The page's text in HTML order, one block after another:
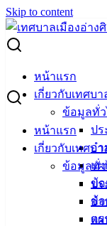
Skip to content
หน้าแรก
เกี่ยวกับเทศบา
ข้อมูลทั่ว
ปร
อำ
แผ
ข้อ
ข้
ต
หน้าแรก
เกี่ยวกับเทศบา
ข้อมูลทั่ว
ปร
อำ
แผ
Search for:
ขอเชิญองค์กรเอกช
เลือกเป็นกรรมกา
ชาติ (กผส.)
ขอเชิญองค์ก
แทนเข้ารับก
คุณวุฒิในคณ